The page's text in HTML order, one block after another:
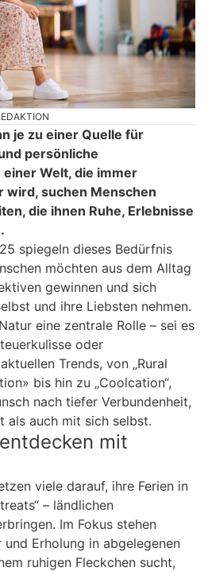
je zu einer Quelle für
persönliche
Welt, die immer
wird, suchen Menschen
die ihnen Ruhe, Erlebnisse
spiegeln dieses Bedürfnis
möchten aus dem Alltag
gewinnen und sich
und ihre Liebsten nehmen.
eine zentrale Rolle – sei es
oder
Trends, von „Rural
bis hin zu „Coolcation“,
nach tiefer Verbundenheit,
als auch mit sich selbst.
mit
viele darauf, ihre Ferien in
– ländlichen
Im Fokus stehen
Erholung in abgelegenen
ruhigen Fleckchen sucht,